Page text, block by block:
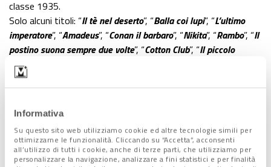
Informativa
Su questo sito web utilizziamo cookie ed altre tecnologie simili per
ottimizzarne le funzionalità. Cliccando su “Accetta”, acconsenti
all’utilizzo di tutti i cookie, anche di terze parti, che utilizziamo per
personalizzare la navigazione, analizzare a fini statistici e per finalità
classe 1935.
Solo alcuni titoli: “Il tè nel deserto”, “Balla coi lupi”, “L’ultimo
imperatore”, “Amadeus”, “Conan il barbaro”, “Nikita”, “Rambo”, “Il
postino suona sempre due volte”, “Cotton Club”, “Il piccolo
Buddha
impressionante, da lasciare a bocca aperta.
finisce a Hollywood e diventa
il disegnatore più conteso del
mondo della celluloide?